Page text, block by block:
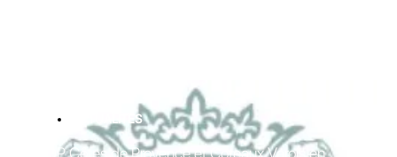
ACTUALITES
AOP Côtes de Provence et Coteaux Varois en